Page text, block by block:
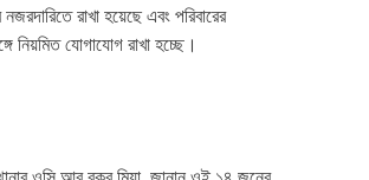
রাখা হয়েছে এবং পরিবারের
নিয়মিত যোগাযোগ রাখা হচ্ছে।